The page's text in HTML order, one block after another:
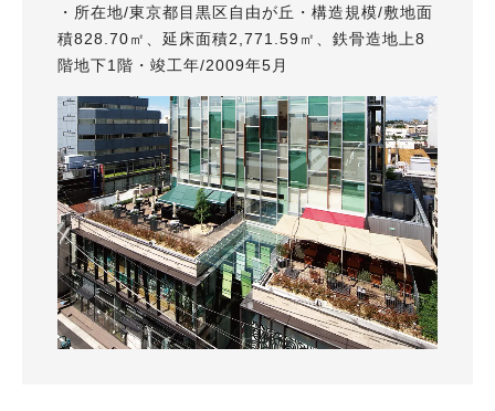
・所在地/東京都目黒区自由が丘・構造規模/敷地面
積828.70㎡、延床面積2,771.59㎡、鉄骨造地上8
階地下1階・竣工年/2009年5月